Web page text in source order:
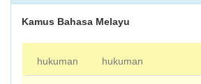
Kamus Bahasa Melayu
hukuman hukuman